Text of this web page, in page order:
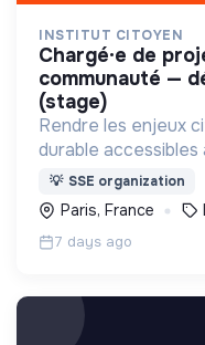
INSTITUT CITOYEN
chargé·e de projet & animation de
communauté —
(stage)
Rendre les enjeux
durable accessibles
pédagogie.
💡 SSE organization
Paris, France
7 days ago